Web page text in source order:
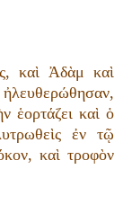
καὶ Ἀδὰμ καὶ
ἑορτάζει καὶ ὁ
ἐν τῷ
καὶ τροφὸν